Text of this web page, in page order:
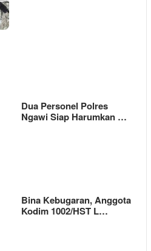
Dua Personel Polres
Ngawi Siap Harumkan …
Bina Kebugaran, Anggota
Kodim 1002/HST L…